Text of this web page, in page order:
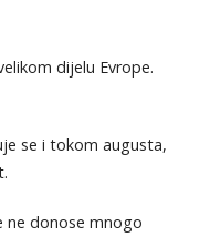
dijelu Evrope.
se i tokom augusta,
ne donose mnogo